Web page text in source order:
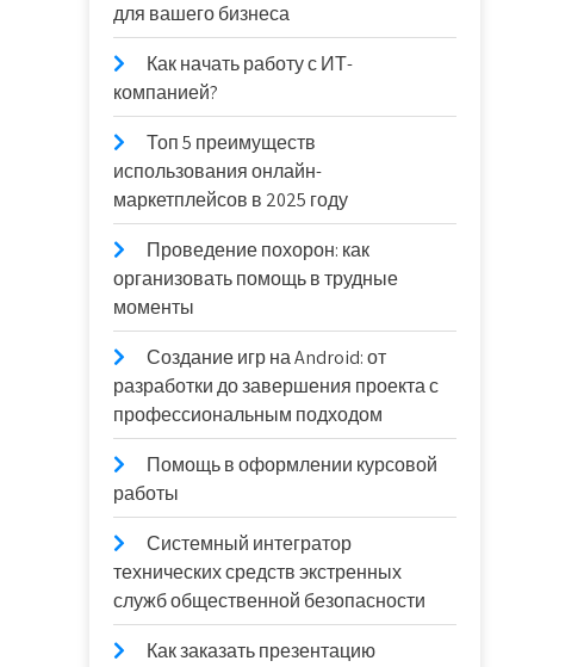
для вашего бизнеса
Как начать работу с ИТ-
компанией?
Топ 5 преимуществ
использования онлайн-
маркетплейсов в 2025 году
Проведение похорон: как
организовать помощь в трудные
моменты
Создание игр на Android: от
разработки до завершения проекта с
профессиональным подходом
Помощь в оформлении курсовой
работы
Системный интегратор
технических средств экстренных
служб общественной безопасности
Как заказать презентацию